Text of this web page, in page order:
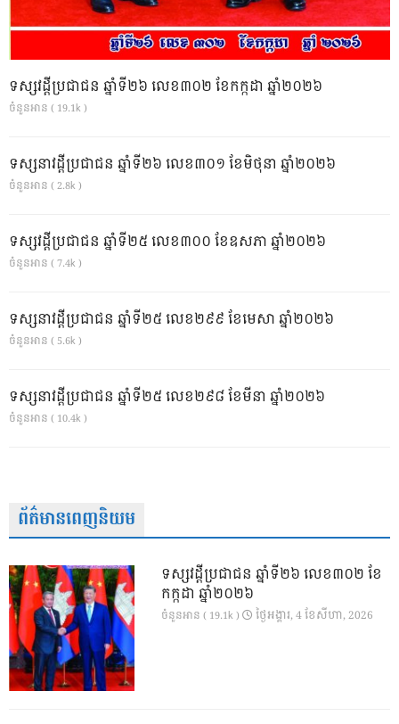
ទស្សវដ្តីប្រជាជន ឆ្នាំទី២៦ លេខ៣០២ ខែកក្កដា ឆ្នាំ២០២៦
ចំនួនអាន ( 19.1k )
ទស្សនាវដ្ដីប្រជាជន ឆ្នាំទី២៦ លេខ៣០១ ខែមិថុនា ឆ្នាំ២០២៦
ចំនួនអាន ( 2.8k )
ទស្សវដ្តីប្រជាជន ឆ្នាំទី២៥ លេខ៣០០ ខែឧសភា ឆ្នាំ២០២៦
ចំនួនអាន ( 7.4k )
ទស្សនាវដ្ដីប្រជាជន ឆ្នាំទី២៥ លេខ២៩៩ ខែមេសា ឆ្នាំ២០២៦
ចំនួនអាន ( 5.6k )
ទស្សនាវដ្ដីប្រជាជន ឆ្នាំទី២៥ លេខ២៩៨ ខែមីនា ឆ្នាំ២០២៦
ចំនួនអាន ( 10.4k )
ព័ត៌មានពេញនិយម
ទស្សវដ្តីប្រជាជន ឆ្នាំទី២៦ លេខ៣០២ ខែ
កក្កដា ឆ្នាំ២០២៦
ចំនួនអាន ( 19.1k ) ថ្ងៃ​អង្គារ, 4 ខែ​សីហា, 2026